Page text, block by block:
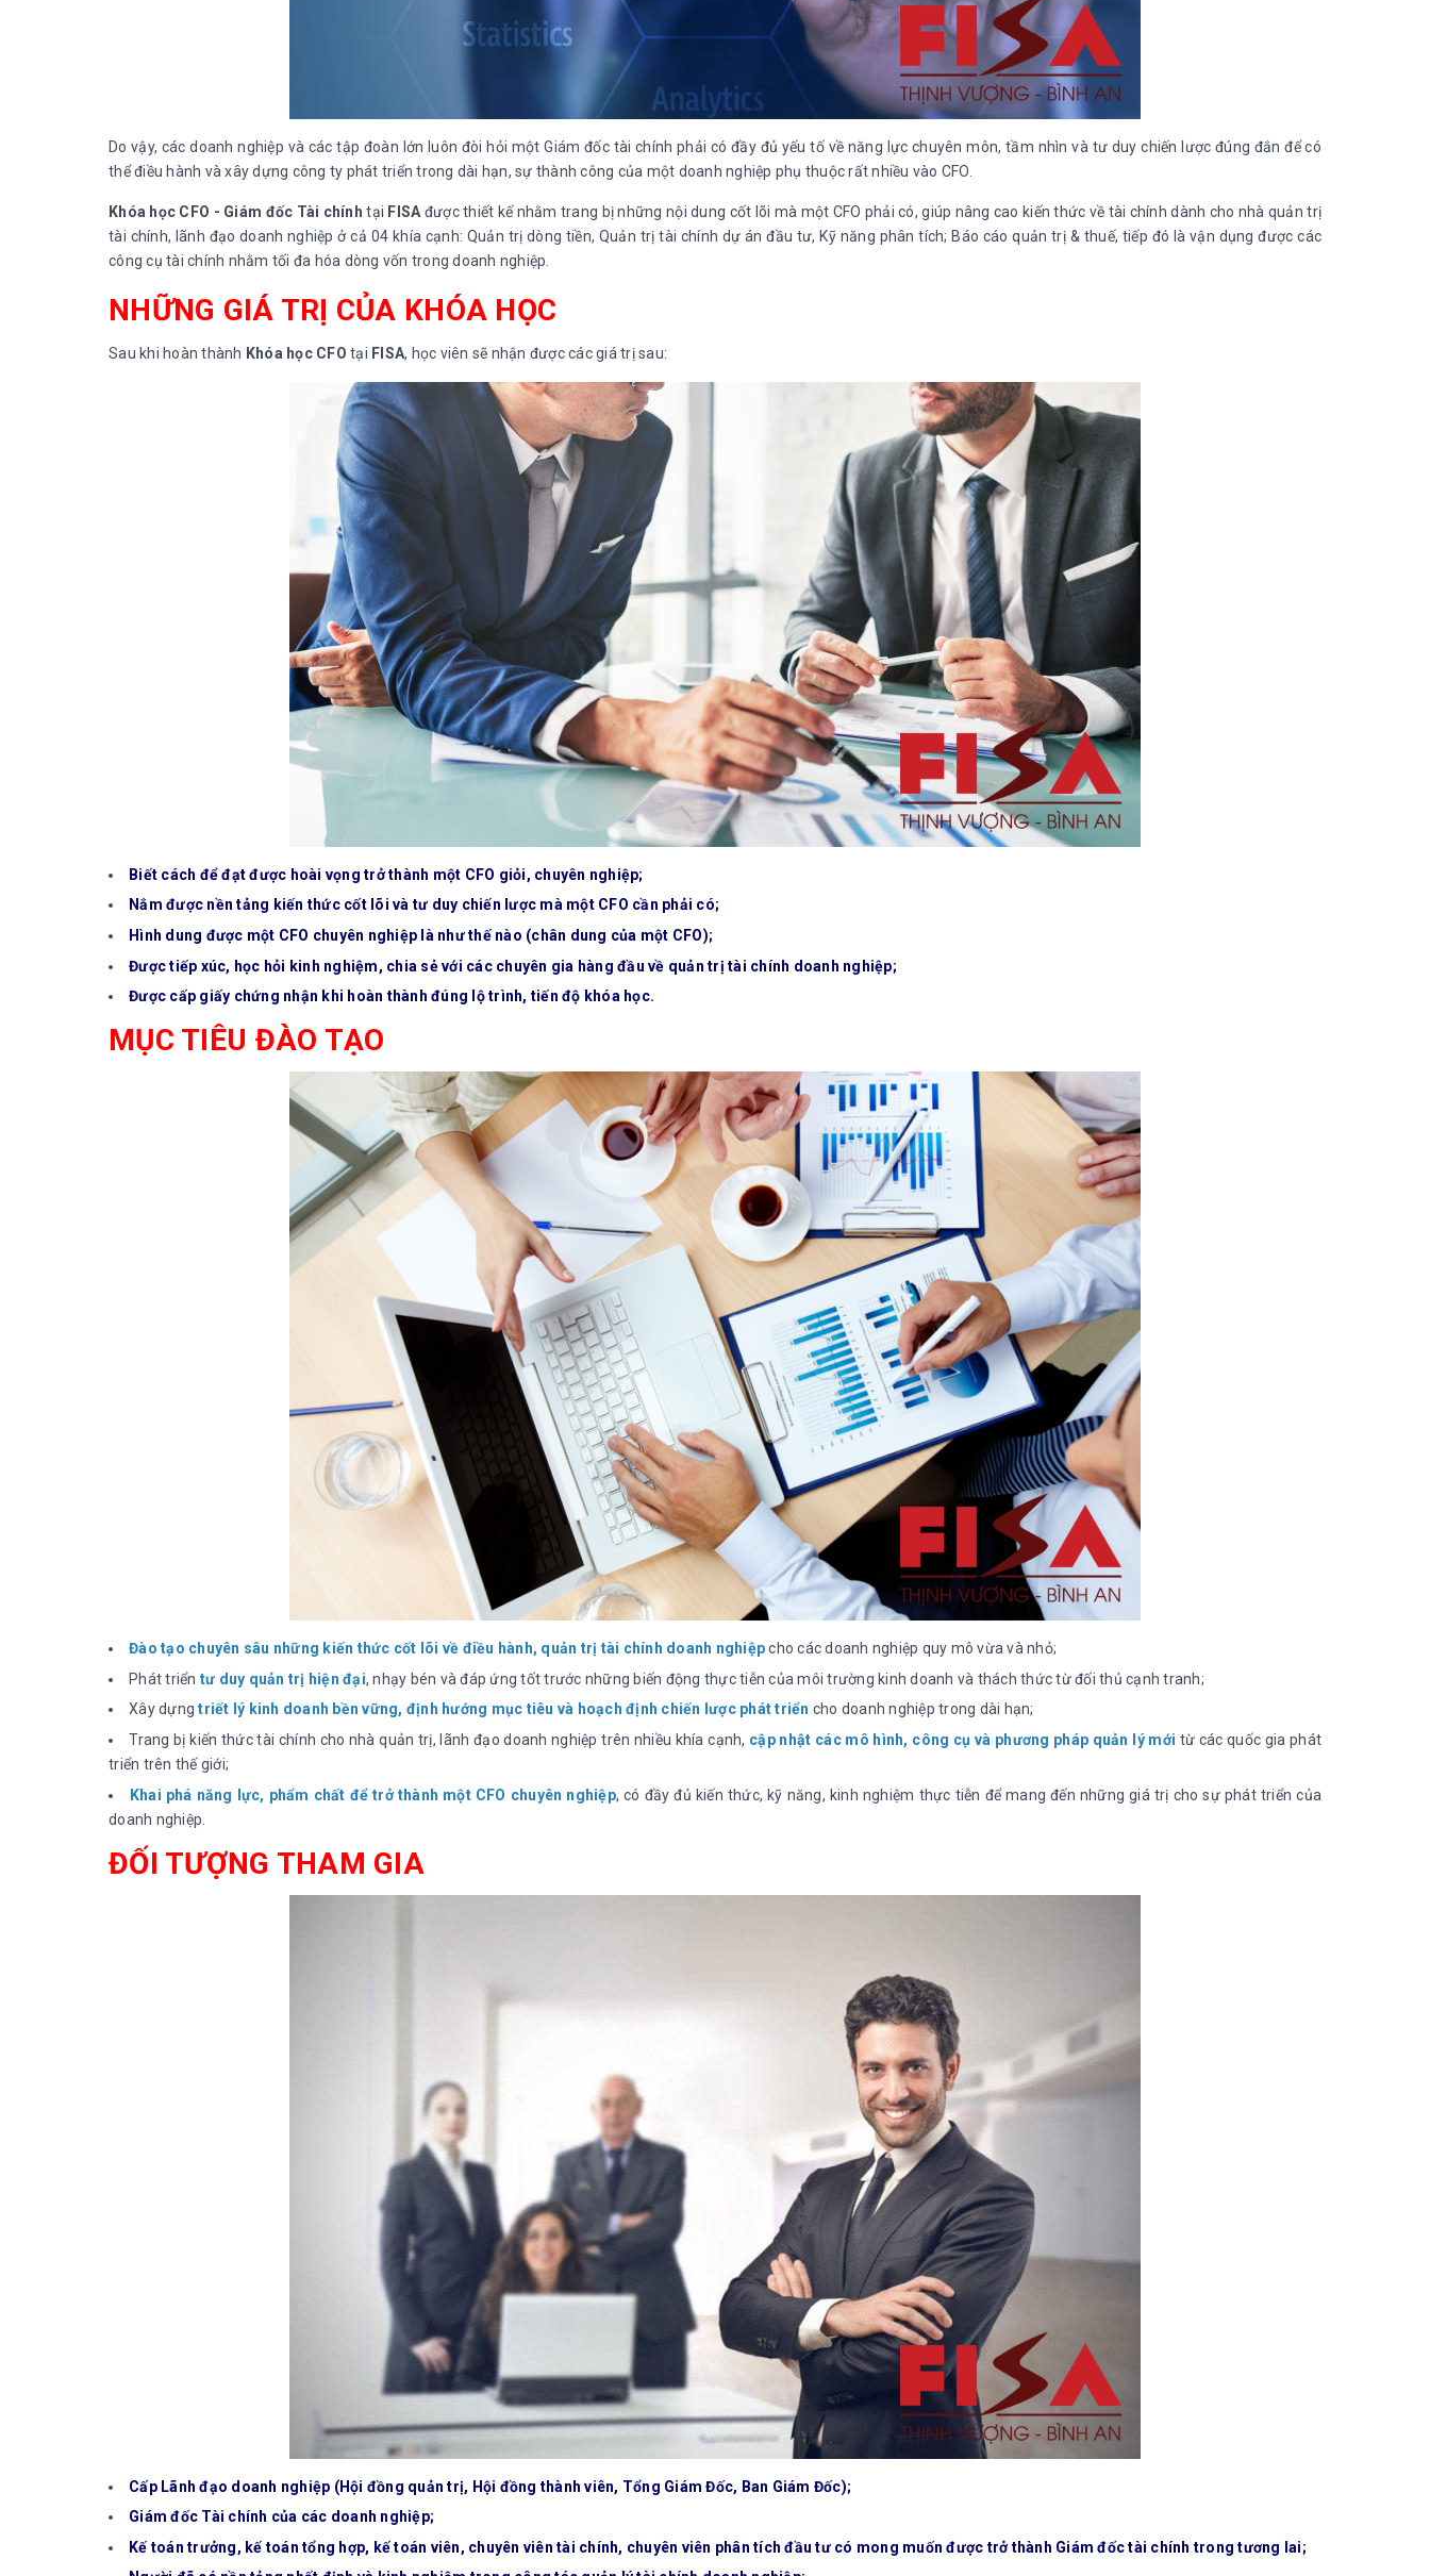
Do vậy, các doanh nghiệp và các tập đoàn lớn luôn đòi hỏi một Giám đốc tài chính phải có đầy đủ yếu tố về năng lực chuyên môn, tầm nhìn và tư duy chiến lược đúng đắn để có
thể điều hành và xây dựng công ty phát triển trong dài hạn, sự thành công của một doanh nghiệp phụ thuộc rất nhiều vào CFO.
Khóa học CFO - Giám đốc Tài chính tại FISA được thiết kế nhằm trang bị những nội dung cốt lõi mà một CFO phải có, giúp nâng cao kiến thức về tài chính dành cho nhà quản trị
tài chính, lãnh đạo doanh nghiệp ở cả 04 khía cạnh: Quản trị dòng tiền, Quản trị tài chính dự án đầu tư, Kỹ năng phân tích; Báo cáo quản trị & thuế, tiếp đó là vận dụng được các
công cụ tài chính nhằm tối đa hóa dòng vốn trong doanh nghiệp.
NHỮNG GIÁ TRỊ CỦA KHÓA HỌC
Sau khi hoàn thành Khóa học CFO tại FISA, học viên sẽ nhận được các giá trị sau:
Biết cách để đạt được hoài vọng trở thành một CFO giỏi, chuyên nghiệp;
Nắm được nền tảng kiến thức cốt lõi và tư duy chiến lược mà một CFO cần phải có;
Hình dung được một CFO chuyên nghiệp là như thế nào (chân dung của một CFO);
Được tiếp xúc, học hỏi kinh nghiệm, chia sẻ với các chuyên gia hàng đầu về quản trị tài chính doanh nghiệp;
Được cấp giấy chứng nhận khi hoàn thành đúng lộ trình, tiến độ khóa học.
MỤC TIÊU ĐÀO TẠO
Đào tạo chuyên sâu những kiến thức cốt lõi về điều hành, quản trị tài chính doanh nghiệpcho các doanh nghiệp quy mô vừa và nhỏ;
Phát triển tư duy quản trị hiện đại, nhạy bén và đáp ứng tốt trước những biến động thực tiễn của môi trường kinh doanh và thách thức từ đối thủ cạnh tranh;
Xây dựngtriết lý kinh doanh bền vững, định hướng mục tiêu và hoạch định chiến lược phát triển cho doanh nghiệp trong dài hạn;
Trang bị kiến thức tài chính cho nhà quản trị, lãnh đạo doanh nghiệp trên nhiều khía cạnh, cập nhật các mô hình, công cụ và phương pháp quản lý mới từ các quốc gia phát
triển trên thế giới;
Khai phá năng lực, phẩm chất để trở thành một CFO chuyên nghiệp, có đầy đủ kiến thức, kỹ năng, kinh nghiệm thực tiễn để mang đến những giá trị cho sự phát triển của
doanh nghiệp.
ĐỐI TƯỢNG THAM GIA
Cấp Lãnh đạo doanh nghiệp (Hội đồng quản trị, Hội đồng thành viên, Tổng Giám Đốc, Ban Giám Đốc);
Giám đốc Tài chính của các doanh nghiệp;
Kế toán trưởng, kế toán tổng hợp, kế toán viên, chuyên viên tài chính, chuyên viên phân tích đầu tư có mong muốn được trở thành Giám đốc tài chính trong tương lai;